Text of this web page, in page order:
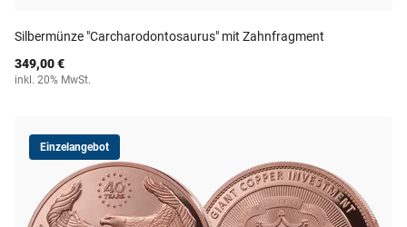
Silbermünze "Carcharodontosaurus" mit Zahnfragment
349,00 €
inkl. 20% MwSt.
Einzelangebot